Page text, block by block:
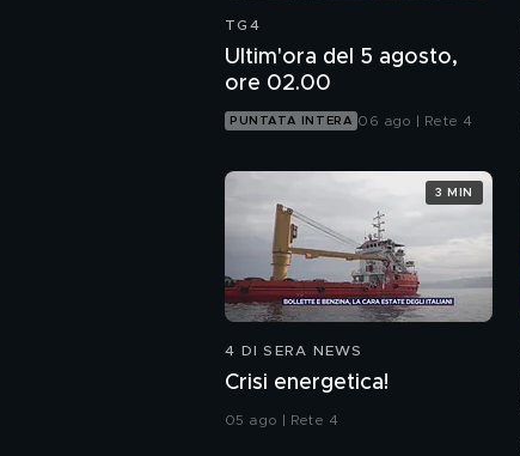
TG4
Ultim'ora del 5 agosto,
ore 02.00
PUNTATA INTERA 06 ago | Rete 4
4 DI SERA NEWS
Crisi energetica!
05 ago | Rete 4
3 MIN